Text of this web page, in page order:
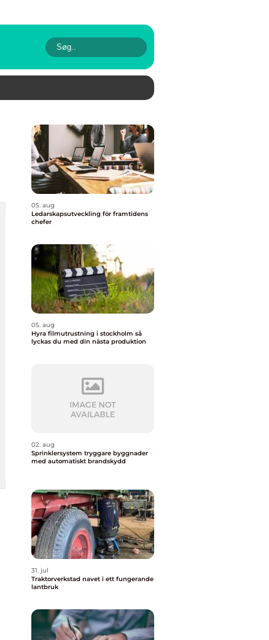
05. aug
Ledarskapsutveckling för framtidens
chefer
05. aug
Hyra filmutrustning i stockholm så
lyckas du med din nästa produktion
02. aug
Sprinklersystem tryggare byggnader
med automatiskt brandskydd
31. jul
Traktorverkstad navet i ett fungerande
lantbruk